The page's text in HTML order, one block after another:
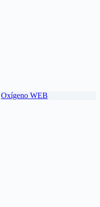
Oxígeno WEB